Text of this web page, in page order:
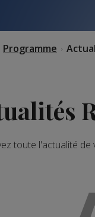
Programme
toute l'actualité